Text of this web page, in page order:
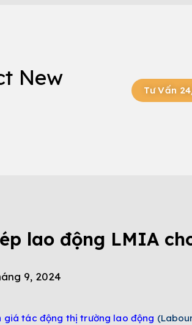
Tư Vấn
lao động LMIA
9, 2024
giá tác động thị trường lao động